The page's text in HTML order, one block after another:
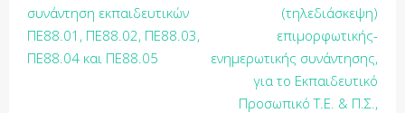
συνάντηση εκπαιδευτικών
ΠΕ88.01, ΠΕ88.02, ΠΕ88.03,
ΠΕ88.04 και ΠΕ88.05
(τηλεδιάσκεψη)
επιμορφωτικής-
ενημερωτικής συνάντησης,
για το Εκπαιδευτικό
Προσωπικό Τ.Ε. & Π.Σ.,